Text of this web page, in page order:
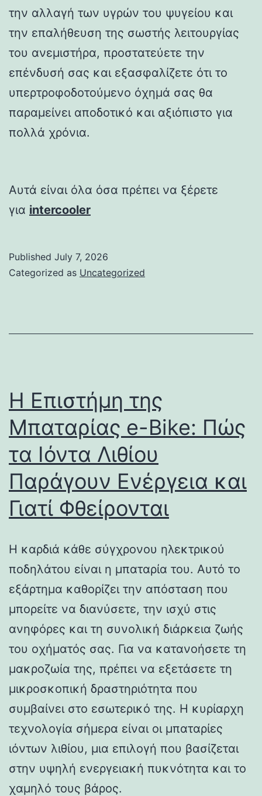
την αλλαγή των υγρών του ψυγείου και
την επαλήθευση της σωστής λειτουργίας
του ανεμιστήρα, προστατεύετε την
επένδυσή σας και εξασφαλίζετε ότι το
υπερτροφοδοτούμενο όχημά σας θα
παραμείνει αποδοτικό και αξιόπιστο για
πολλά χρόνια.
Αυτά είναι όλα όσα πρέπει να ξέρετε
για intercooler
Published July 7, 2026
Categorized as Uncategorized
Η Επιστήμη της
Μπαταρίας e-Bike: Πώς
τα Ιόντα Λιθίου
Παράγουν Ενέργεια και
Γιατί Φθείρονται
Η καρδιά κάθε σύγχρονου ηλεκτρικού
ποδηλάτου είναι η μπαταρία του. Αυτό το
εξάρτημα καθορίζει την απόσταση που
μπορείτε να διανύσετε, την ισχύ στις
ανηφόρες και τη συνολική διάρκεια ζωής
του οχήματός σας. Για να κατανοήσετε τη
μακροζωία της, πρέπει να εξετάσετε τη
μικροσκοπική δραστηριότητα που
συμβαίνει στο εσωτερικό της. Η κυρίαρχη
τεχνολογία σήμερα είναι οι μπαταρίες
ιόντων λιθίου, μια επιλογή που βασίζεται
στην υψηλή ενεργειακή πυκνότητα και το
χαμηλό τους βάρος.